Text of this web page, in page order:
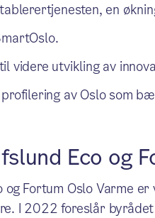
en
videre utvikling av
av Oslo som
Eco og
og Fortum Oslo Varme
I 2022 foreslår